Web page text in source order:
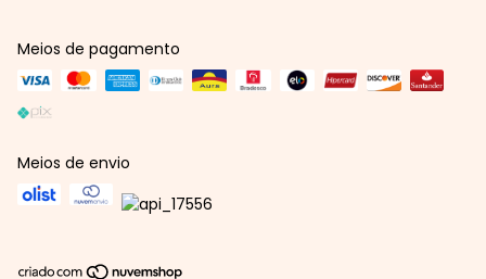
Meios de pagamento
Meios de envio